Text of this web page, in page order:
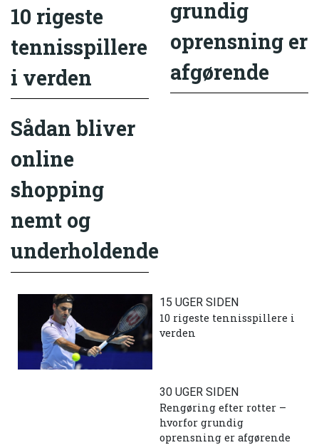
10 rigeste
tennisspillere
i verden
grundig
oprensning er
afgørende
Sådan bliver
online
shopping
nemt og
underholdende
15 UGER SIDEN
10 rigeste tennisspillere i
verden
30 UGER SIDEN
Rengøring efter rotter –
hvorfor grundig
oprensning er afgørende